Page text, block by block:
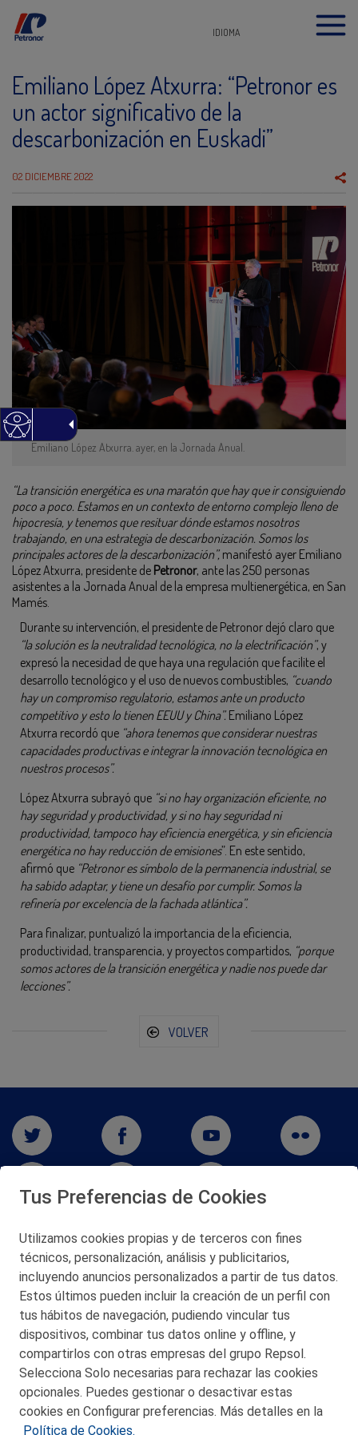
IDIOMA
Emiliano López Atxurra: “Petronor es
un actor significativo de la
descarbonización en Euskadi”
02 DICIEMBRE 2022
Emiliano López Atxurra. ayer, en la Jornada Anual.
“La transición energética es una maratón que hay que ir consiguiendo
poco a poco. Estamos en un contexto de entorno complejo lleno de
hipocresía, y tenemos que resituar dónde estamos nosotros
trabajando, en una estrategia de descarbonización. Somos los
principales actores de la descarbonización”, manifestó ayer Emiliano
López Atxurra, presidente de Petronor, ante las 250 personas
asistentes a la Jornada Anual de la empresa multienergética, en San
Mamés.
Durante su intervención, el presidente de Petronor dejó claro que
“la solución es la neutralidad tecnológica, no la electrificación”, y
expresó la necesidad de que haya una regulación que facilite el
desarrollo tecnológico y el uso de nuevos combustibles, “cuando
hay un compromiso regulatorio, estamos ante un producto
competitivo y esto lo tienen EEUU y China”. Emiliano López
Atxurra recordó que “ahora tenemos que considerar nuestras
capacidades productivas e integrar la innovación tecnológica en
nuestros procesos”.
López Atxurra subrayó que “si no hay organización eficiente, no
hay seguridad y productividad, y si no hay seguridad ni
productividad, tampoco hay eficiencia energética, y sin eficiencia
energética no hay reducción de emisiones”. En este sentido,
afirmó que “Petronor es símbolo de la permanencia industrial, se
ha sabido adaptar, y tiene un desafío por cumplir. Somos la
refinería por excelencia de la fachada atlántica”.
Para finalizar, puntualizó la importancia de la eficiencia,
productividad, transparencia, y proyectos compartidos, “porque
somos actores de la transición energética y nadie nos puede dar
lecciones”.
VOLVER
San Martín 5-Edificio Muñatones,
48550 Muskiz (Bizkaia)
Telf. 946 357 000
© 2026 Petronor S.A.
CONTACTO
Tus Preferencias de Cookies
Utilizamos cookies propias y de terceros con fines
técnicos, personalización, análisis y publicitarios,
incluyendo anuncios personalizados a partir de tus datos.
Estos últimos pueden incluir la creación de un perfil con
tus hábitos de navegación, pudiendo vincular tus
dispositivos, combinar tus datos online y offline, y
compartirlos con otras empresas del grupo Repsol.
Selecciona Solo necesarias para rechazar las cookies
opcionales. Puedes gestionar o desactivar estas
cookies en Configurar preferencias. Más detalles en la
Política de Cookies.